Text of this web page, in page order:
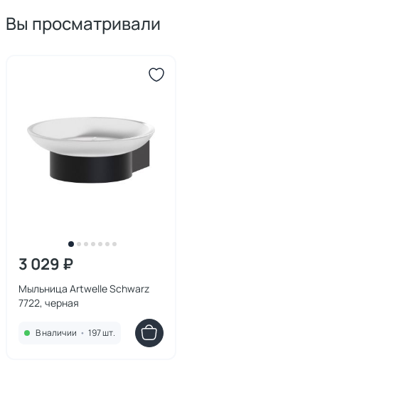
Вы просматривали
3 029 ₽
Мыльница Artwelle Schwarz
7722, черная
В наличии • 197 шт.